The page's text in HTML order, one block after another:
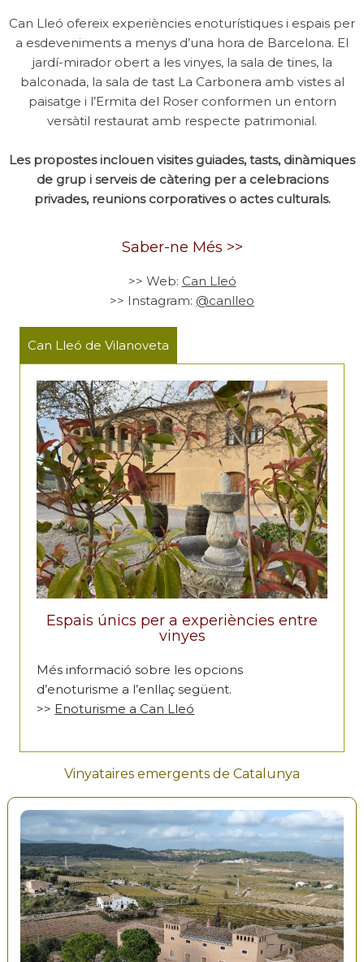
Can Lleó ofereix experiències enoturístiques i espais per
a esdeveniments a menys d’una hora de Barcelona. El
jardí-mirador obert a les vinyes, la sala de tines, la
balconada, la sala de tast La Carbonera amb vistes al
paisatge i l’Ermita del Roser conformen un entorn
versàtil restaurat amb respecte patrimonial.
Les propostes inclouen visites guiades, tasts, dinàmiques
de grup i serveis de càtering per a celebracions
privades, reunions corporatives o actes culturals.
Saber-ne Més >>
>> Web: Can Lleó
>> Instagram: @canlleo
Can Lleó de Vilanoveta
Espais únics per a experiències entre
vinyes
Més informació sobre les opcions
d’enoturisme a l’enllaç següent.
>> Enoturisme a Can Lleó
Vinyataires emergents de Catalunya